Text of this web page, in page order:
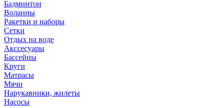
Бадминтон
Воланны
Ракетки и наборы
Сетки
Отдых на воде
Акссесуары
Бассейны
Круги
Матрасы
Мячи
Нарукавники, жилеты
Насосы